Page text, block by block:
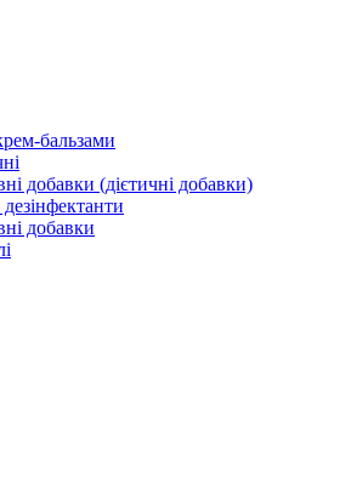
бальзами
добавки (дієтичні добавки)
добавки